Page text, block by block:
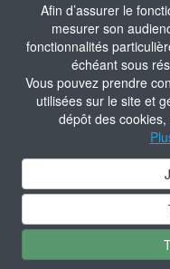
Afin d’assurer le
mesurer son
fonctionnalités
échéant sous
Vous pouvez prendre
utilisées sur le site et
dépôt des